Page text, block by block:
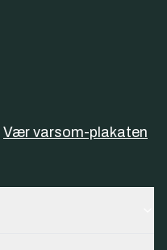
Vær varsom-plakaten